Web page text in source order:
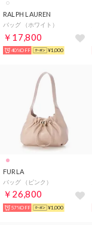
RALPH LAUREN
バッグ （ホワイト）
￥17,800
40%OFF ¥1,000
FURLA
バッグ （ピンク）
￥26,800
57%OFF ¥1,000